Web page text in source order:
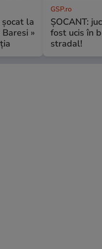
la
»
GSP.ro
ȘOCANT:
fost ucis în
stradal!